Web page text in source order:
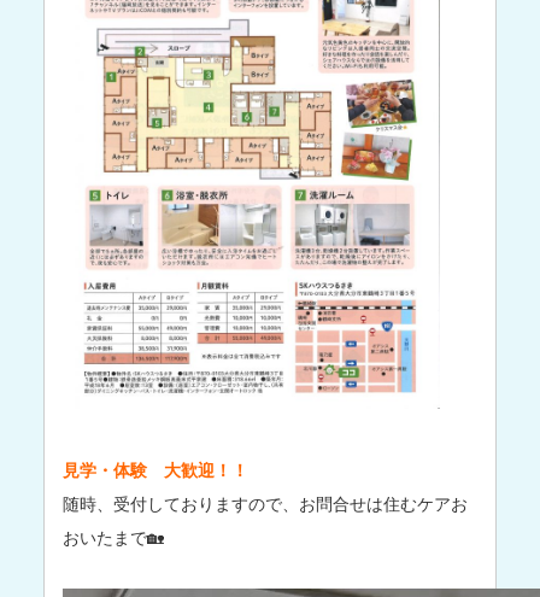
見学・体験 大歓迎！！
随時、受付しておりますので、お問合せは住むケアお
おいたまで🏡